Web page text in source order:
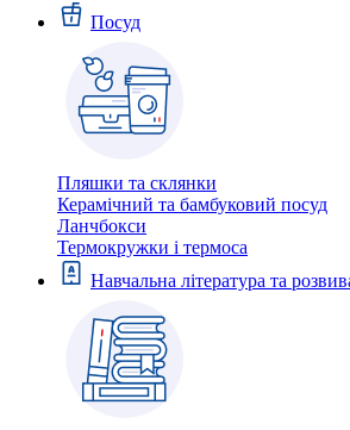
Посуд
Пляшки та склянки
Керамічний та бамбуковий посуд
Ланчбокси
Термокружки і термоса
Навчальна література та